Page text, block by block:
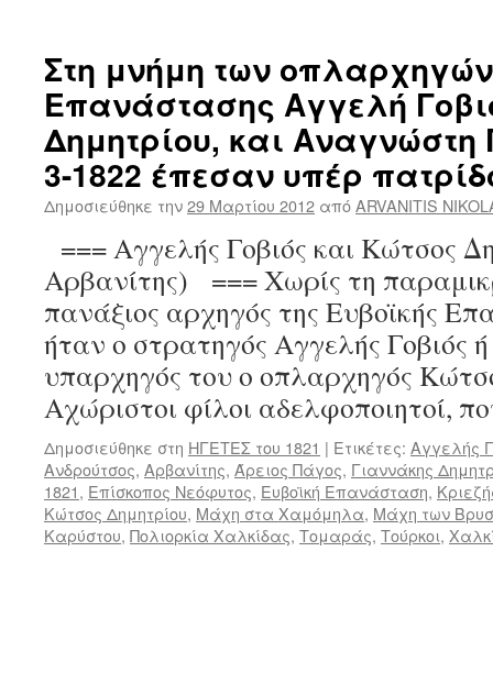
Στη μνήμη των οπλαρχηγών
Επανάστασης Αγγελή
Δημητρίου, και Αναγνώστη
3-1822 έπεσαν υπέρ
Δημοσιεύθηκε την29 Μαρτίου 2012 απόARVANITIS
=== Αγγελής Γοβιός και Κώτσος
Αρβανίτης) === Χωρίς τη
πανάξιος αρχηγός της Ευβοϊκής
ήταν ο στρατηγός Αγγελής Γοβιός
υπαρχηγός του ο οπλαρχηγός
Αχώριστοι φίλοι αδελφοποιητοί,
Δημοσιεύθηκε στη ΗΓΕΤΕΣ του 1821 | Ετικέτες: Αγγελής
Ανδρούτσος, Αρβανίτης, Άρειος Πάγος, Γιαννάκης
1821, Επίσκοπος Νεόφυτος, Ευβοϊκή Επανάσταση,
Κώτσος Δημητρίου, Μάχη στα Χαμόμηλα, Μάχη των
Καρύστου, Πολιορκία Χαλκίδας, Τομαράς, Τούρκοι,